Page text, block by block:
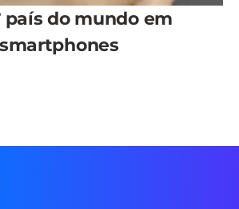
país do mundo em